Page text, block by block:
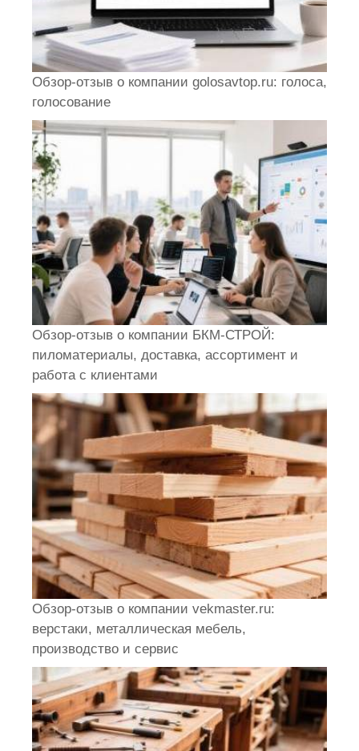
Обзор-отзыв о компании golosavtop.ru: голоса,
голосование
Обзор-отзыв о компании БКМ-СТРОЙ:
пиломатериалы, доставка, ассортимент и
работа с клиентами
Обзор-отзыв о компании vekmaster.ru:
верстаки, металлическая мебель,
производство и сервис